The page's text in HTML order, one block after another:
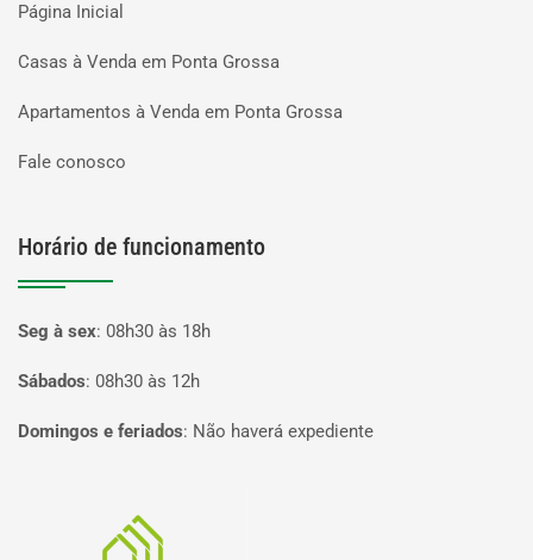
Página Inicial
Casas à Venda em Ponta Grossa
Apartamentos à Venda em Ponta Grossa
Fale conosco
Horário de funcionamento
Seg à sex: 08h30 às 18h
Sábados: 08h30 às 12h
Domingos e feriados: Não haverá expediente